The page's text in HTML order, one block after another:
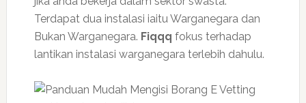
Terdapat dua instalasi iaitu Warganegara dan
Bukan Warganegara. Fiqqq fokus terhadap
lantikan instalasi warganegara terlebih dahulu.